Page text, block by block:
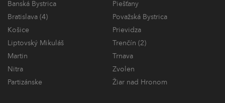
Banská Bystrica
Piešťany
Bratislava (4)
Považská Bystrica
Košice
Prievidza
Liptovský Mikuláš
Trenčín (2)
Martin
Trnava
Nitra
Zvolen
Partizánske
Žiar nad Hronom